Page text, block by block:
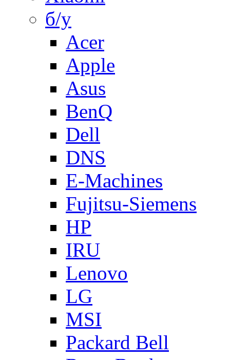
б/у
Acer
Apple
Asus
BenQ
Dell
DNS
E-Machines
Fujitsu-Siemens
HP
IRU
Lenovo
LG
MSI
Packard Bell